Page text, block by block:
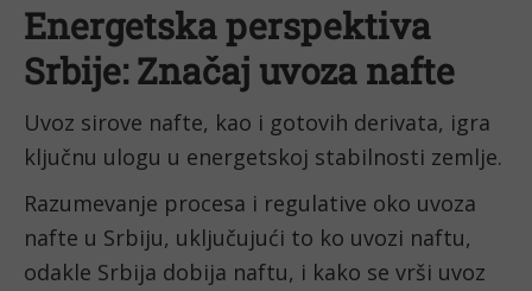
Energetska perspektiva
Srbije: Značaj uvoza nafte
Uvoz sirove nafte, kao i gotovih derivata, igra
ključnu ulogu u energetskoj stabilnosti zemlje.
Razumevanje procesa i regulative oko uvoza
nafte u Srbiju, uključujući to ko uvozi naftu,
odakle Srbija dobija naftu, i kako se vrši uvoz